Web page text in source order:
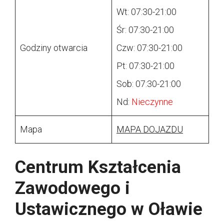
Godziny otwarcia
Wt: 07:30-21:00
Śr: 07:30-21:00
Czw: 07:30-21:00
Pt: 07:30-21:00
Sob: 07:30-21:00
Nd: Nieczynne
Mapa MAPA DOJAZDU
Centrum Kształcenia
Zawodowego i
Ustawicznego w Oławie